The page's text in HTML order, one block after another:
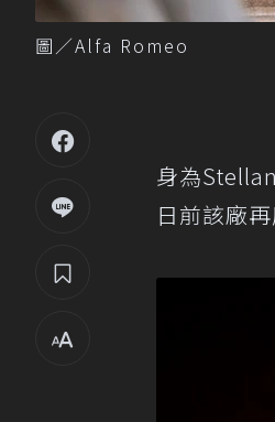
圖／Alfa Romeo
身為
日前該廠